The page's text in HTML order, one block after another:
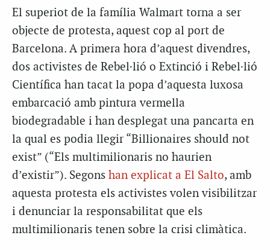
El superiot de la família Walmart torna a ser
objecte de protesta, aquest cop al port de
Barcelona. A primera hora d’aquest divendres,
dos activistes de Rebel·lió o Extinció i Rebel·lió
Científica han tacat la popa d’aquesta luxosa
embarcació amb pintura vermella
biodegradable i han desplegat una pancarta en
la qual es podia llegir “Billionaires should not
exist” (“Els multimilionaris no haurien
d’existir”). Segons han explicat a El Salto, amb
aquesta protesta els activistes volen visibilitzar
i denunciar la responsabilitat que els
multimilionaris tenen sobre la crisi climàtica.